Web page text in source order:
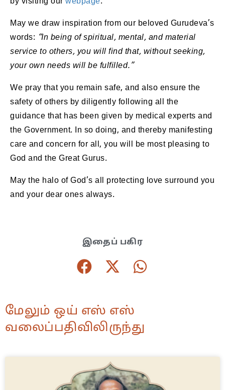
May we draw inspiration from our beloved Gurudeva’s
words: “In being of spiritual, mental, and material
service to others, you will find that, without seeking,
your own needs will be fulfilled.”
We pray that you remain safe, and also ensure the
safety of others by diligently following all the
guidance that has been given by medical experts and
the Government. In so doing, and thereby manifesting
care and concern for all, you will be most pleasing to
God and the Great Gurus.
May the halo of God’s all protecting love surround you
and your dear ones always.
இதைப் பகிர
மேலும் ஒய் எஸ் எஸ்
வலைப்பதிவிலிருந்து